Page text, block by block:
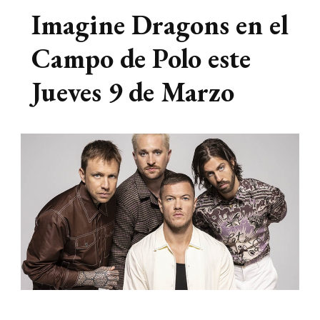
Imagine Dragons en el
Campo de Polo este
Jueves 9 de Marzo